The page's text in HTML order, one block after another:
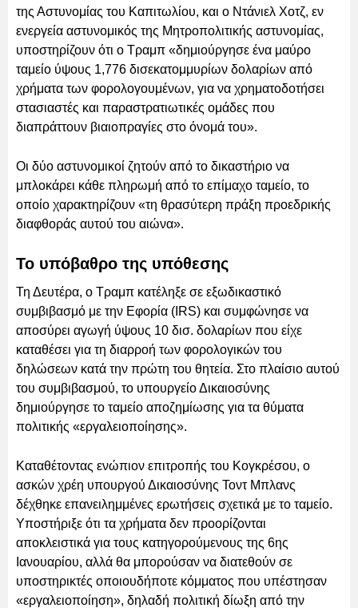
της Αστυνομίας του Καπιτωλίου, και ο Ντάνιελ Χοτζ, εν
ενεργεία αστυνομικός της Μητροπολιτικής αστυνομίας,
υποστηρίζουν ότι ο Τραμπ «δημιούργησε ένα μαύρο
ταμείο ύψους 1,776 δισεκατομμυρίων δολαρίων από
χρήματα των φορολογουμένων, για να χρηματοδοτήσει
στασιαστές και παραστρατιωτικές ομάδες που
διαπράττουν βιαιοπραγίες στο όνομά του».
Οι δύο αστυνομικοί ζητούν από το δικαστήριο να
μπλοκάρει κάθε πληρωμή από το επίμαχο ταμείο, το
οποίο χαρακτηρίζουν «τη θρασύτερη πράξη προεδρικής
διαφθοράς αυτού του αιώνα».
Το υπόβαθρο της υπόθεσης
Τη Δευτέρα, ο Τραμπ κατέληξε σε εξωδικαστικό
συμβιβασμό με την Εφορία (IRS) και συμφώνησε να
αποσύρει αγωγή ύψους 10 δισ. δολαρίων που είχε
καταθέσει για τη διαρροή των φορολογικών του
δηλώσεων κατά την πρώτη του θητεία. Στο πλαίσιο αυτού
του συμβιβασμού, το υπουργείο Δικαιοσύνης
δημιούργησε το ταμείο αποζημίωσης για τα θύματα
πολιτικής «εργαλειοποίησης».
Καταθέτοντας ενώπιον επιτροπής του Κογκρέσου, ο
ασκών χρέη υπουργού Δικαιοσύνης Τοντ Μπλανς
δέχθηκε επανειλημμένες ερωτήσεις σχετικά με το ταμείο.
Υποστήριξε ότι τα χρήματα δεν προορίζονται
αποκλειστικά για τους κατηγορούμενους της 6ης
Ιανουαρίου, αλλά θα μπορούσαν να διατεθούν σε
υποστηρικτές οποιουδήποτε κόμματος που υπέστησαν
«εργαλειοποίηση», δηλαδή πολιτική δίωξη από την